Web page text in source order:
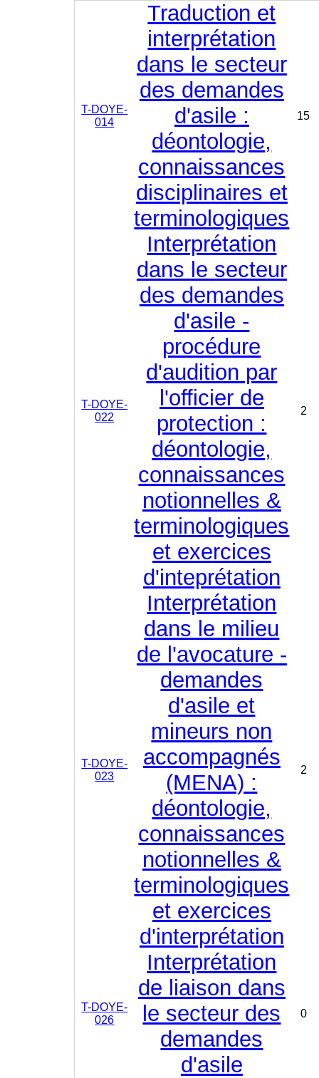
T-DOYE-
014
Traduction et
interprétation
dans le secteur
des demandes
d'asile :
déontologie,
connaissances
disciplinaires et
terminologiques
15
T-DOYE-
022
Interprétation
dans le secteur
des demandes
d'asile -
procédure
d'audition par
l'officier de
protection :
déontologie,
connaissances
notionnelles &
terminologiques
et exercices
d'inteprétation
2
T-DOYE-
023
Interprétation
dans le milieu
de l'avocature -
demandes
d'asile et
mineurs non
accompagnés
(MENA) :
déontologie,
connaissances
notionnelles &
terminologiques
et exercices
d'interprétation
2
T-DOYE-
026
Interprétation
de liaison dans
le secteur des
demandes
d'asile
0